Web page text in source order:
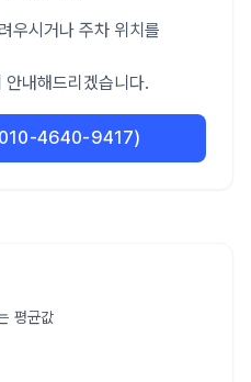
우시거나 주차 위치를
내해드리겠습니다.
(010-4640-9417)
평균값